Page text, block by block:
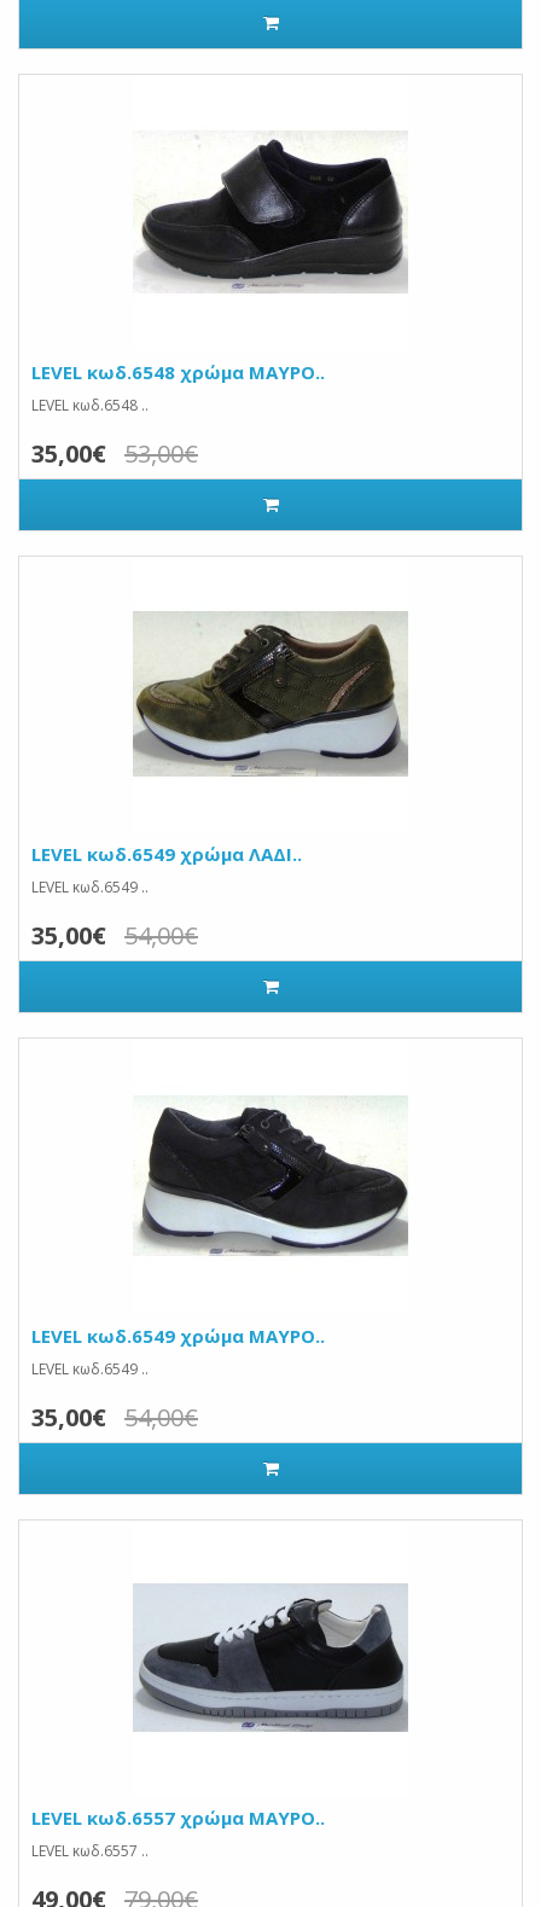
LEVEL κωδ.6548 χρώμα ΜΑΥΡΟ..
LEVEL κωδ.6548 ..
35,00€ 53,00€
LEVEL κωδ.6549 χρώμα ΛΑΔΙ..
LEVEL κωδ.6549 ..
35,00€ 54,00€
LEVEL κωδ.6549 χρώμα ΜΑΥΡΟ..
LEVEL κωδ.6549 ..
35,00€ 54,00€
LEVEL κωδ.6557 χρώμα ΜΑΥΡΟ..
LEVEL κωδ.6557 ..
49,00€ 79,00€